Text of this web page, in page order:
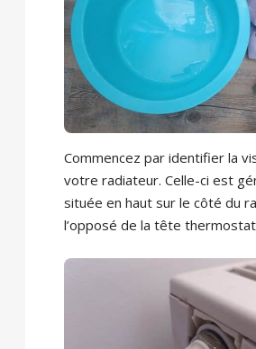
Commencez par identifier la
votre radiateur. Celle-ci est
située en haut sur le côté du
l’opposé de la tête